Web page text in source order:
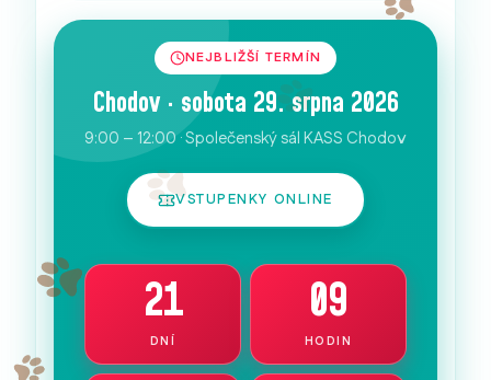
NEJBLIŽŠÍ TERMÍN
Chodov · sobota 29. srpna 2026
9:00 – 12:00 · Společenský sál KASS Chodov
VSTUPENKY ONLINE
21
DNÍ
09
HODIN